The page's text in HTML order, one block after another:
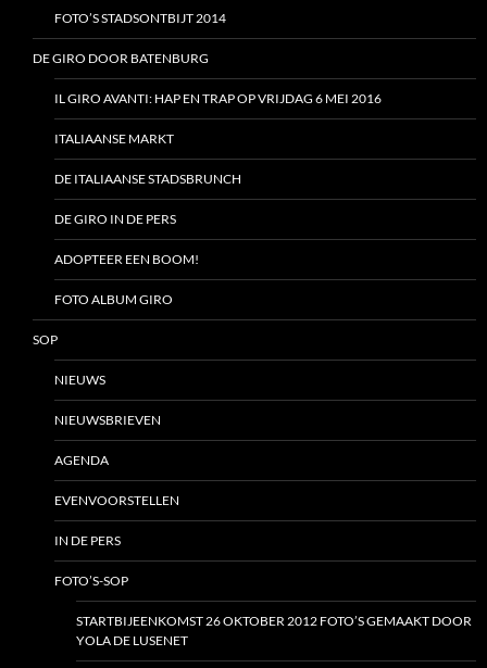
FOTO’S STADSONTBIJT 2014
DE GIRO DOOR BATENBURG
IL GIRO AVANTI: HAP EN TRAP OP VRIJDAG 6 MEI 2016
ITALIAANSE MARKT
DE ITALIAANSE STADSBRUNCH
DE GIRO IN DE PERS
ADOPTEER EEN BOOM!
FOTO ALBUM GIRO
SOP
NIEUWS
NIEUWSBRIEVEN
AGENDA
EVENVOORSTELLEN
IN DE PERS
FOTO’S-SOP
STARTBIJEENKOMST 26 OKTOBER 2012 FOTO’S GEMAAKT DOOR
YOLA DE LUSENET